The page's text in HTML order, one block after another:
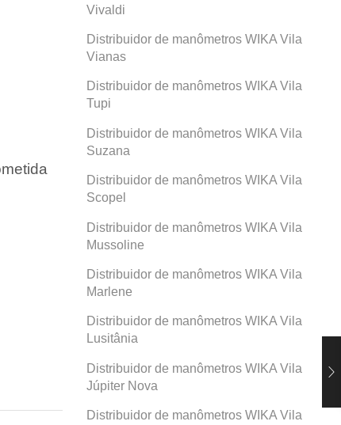
Vivaldi
Distribuidor de manômetros WIKA Vila
Vianas
Distribuidor de manômetros WIKA Vila
Tupi
Distribuidor de manômetros WIKA Vila
Suzana
Distribuidor de manômetros WIKA Vila
Scopel
Distribuidor de manômetros WIKA Vila
Mussoline
Distribuidor de manômetros WIKA Vila
Marlene
Distribuidor de manômetros WIKA Vila
Lusitânia
Distribuidor de manômetros WIKA Vila
Júpiter Nova
Distribuidor de manômetros WIKA Vila